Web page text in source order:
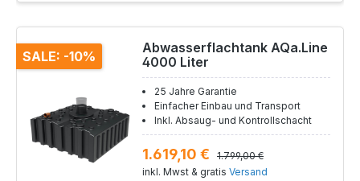
SALE: -10%
Abwasserflachtank AQa.Line
4000 Liter
25 Jahre Garantie
Einfacher Einbau und Transport
Inkl. Absaug- und Kontrollschacht
1.619,10 €
1.799,00 €
inkl. Mwst & gratis Versand